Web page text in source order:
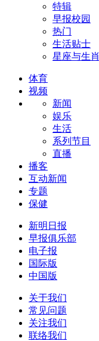
特辑
早报校园
热门
生活贴士
星座与生肖
体育
视频
新闻
娱乐
生活
系列节目
直播
播客
互动新闻
专题
保健
新明日报
早报俱乐部
电子报
国际版
中国版
关于我们
常见问题
关注我们
联络我们